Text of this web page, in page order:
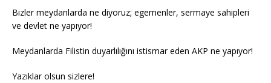
Bizler meydanlarda ne diyoruz; egemenler, sermaye sahipleri
ve devlet ne yapıyor!
Meydanlarda Filistin duyarlılığını istismar eden AKP ne yapıyor!
Yazıklar olsun sizlere!